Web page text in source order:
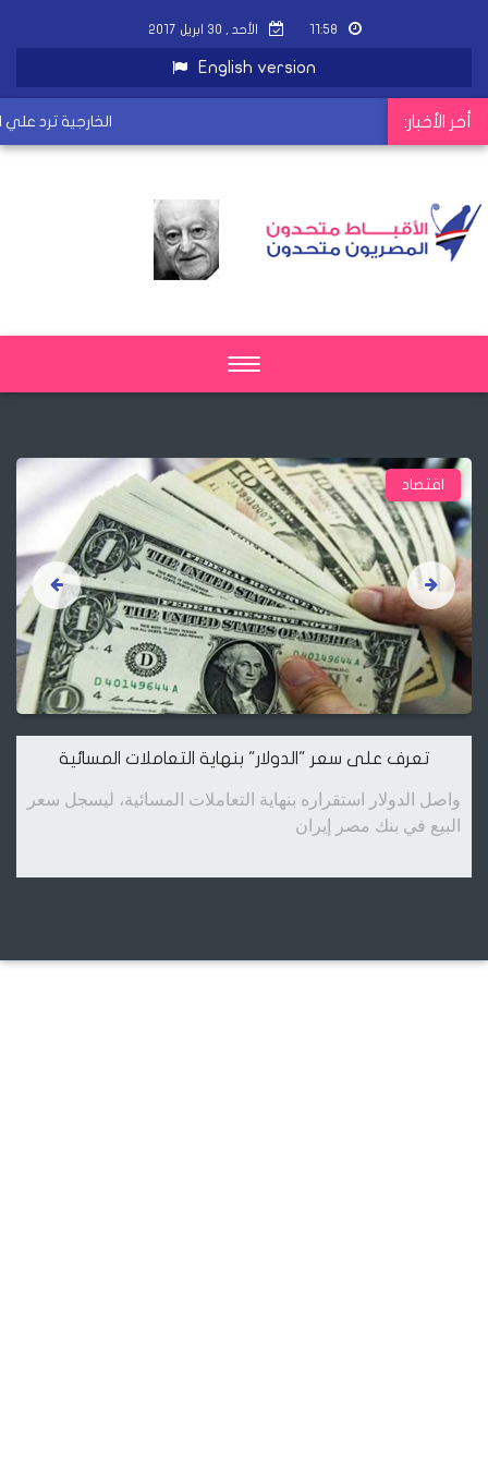
١١:٥٨ الأحد , ٣٠ ابريل ٢٠١٧
English version
أخر الأخبار: الخارجية ترد علي
Toggle
اقتصاد
تعرف على سعر "الدولار" بنهاية التعاملات المسائية
واصل الدولار استقراره بنهاية التعاملات المسائية، ليسجل سعر
البيع في بنك مصر إيران